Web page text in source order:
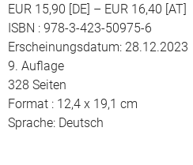
EUR 15,90 [DE] – EUR 16,40 [AT]
ISBN : 978-3-423-50975-6
Erscheinungsdatum: 28.12.2023
9. Auflage
328 Seiten
Format : 12,4 x 19,1 cm
Sprache: Deutsch